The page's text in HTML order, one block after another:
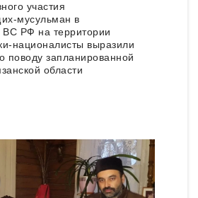
участия
мусульман в
ВС РФ на территории
националисты выразили
поводу запланированной
области